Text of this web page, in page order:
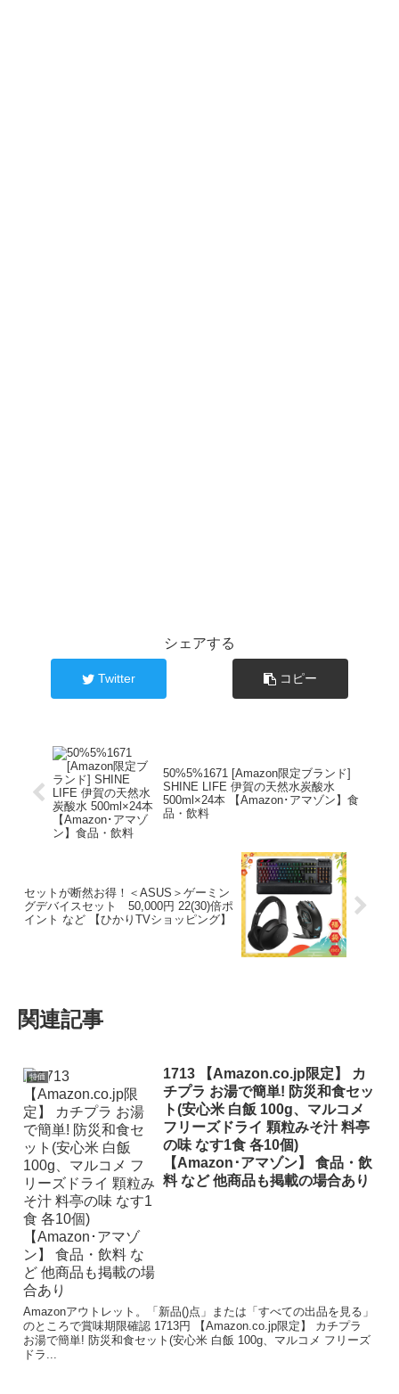
シェアする
Twitter コピー
50%5%1671 [Amazon限定ブランド]
SHINE LIFE 伊賀の天然水炭酸水
500ml×24本 【Amazon･アマゾン】食
品・飲料
セットが断然お得！＜ASUS＞ゲーミン
グデバイスセット 50,000円 22(30)倍ポ
イント など 【ひかりTVショッピング】
関連記事
特価
1713 【Amazon.co.jp限定】 カ
チプラ お湯で簡単! 防災和食セッ
ト(安心米 白飯 100g、マルコメ
フリーズドライ 顆粒みそ汁 料亭
の味 なす1食 各10個)
【Amazon･アマゾン】 食品・飲
料 など 他商品も掲載の場合あり
Amazonアウトレット。「新品()点」または「すべての出品を見る」
のところで賞味期限確認 1713円 【Amazon.co.jp限定】 カチプラ
お湯で簡単! 防災和食セット(安心米 白飯 100g、マルコメ フリーズ
ドラ...